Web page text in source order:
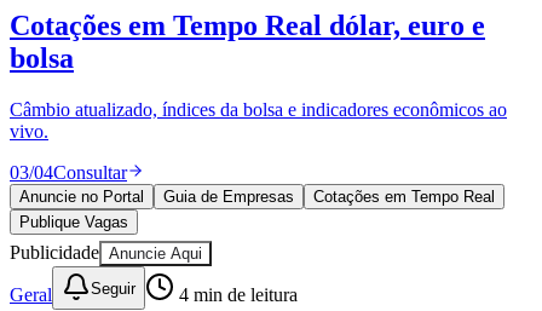
Publique Vagas encontre talentos
Publique vagas e encontre os melhores profissionais da região.
04/04Publicar
Anuncie no Portal
Publique Vagas
Publicidade Anuncie Aqui
Geral Seguir 4min de leitura
Novo exame analisa exposição